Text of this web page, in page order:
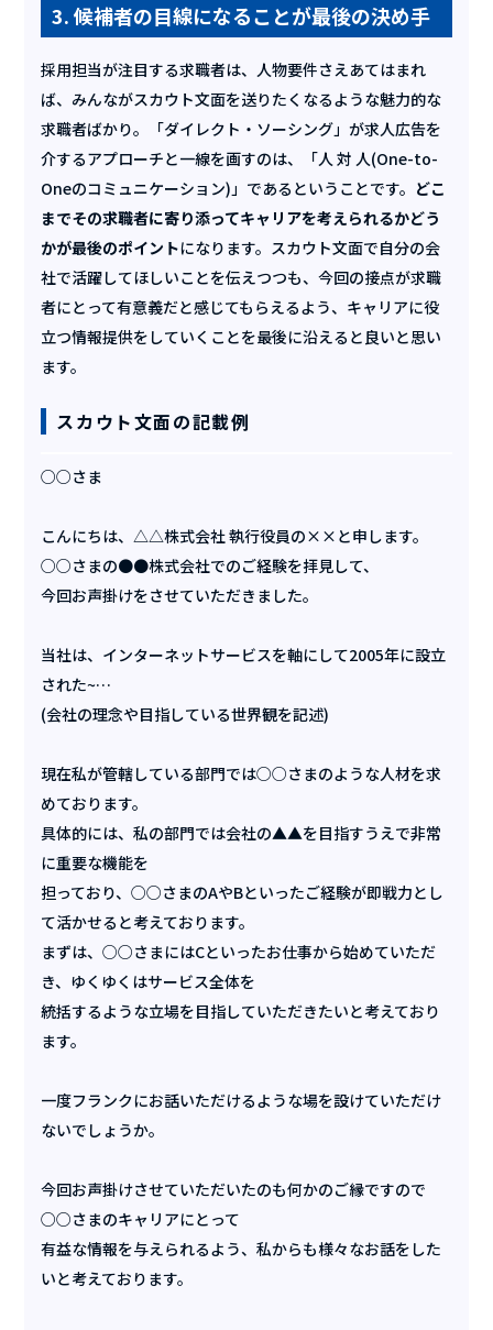
3. 候補者の目線になることが最後の決め手
採用担当が注目する求職者は、人物要件さえあてはまれ
ば、みんながスカウト文面を送りたくなるような魅力的な
求職者ばかり。「ダイレクト・ソーシング」が求人広告を
介するアプローチと一線を画すのは、「人 対 人(One-to-
Oneのコミュニケーション)」であるということです。 どこ
までその求職者に寄り添ってキャリアを考えられるかどう
かが最後のポイントになります。スカウト文面で自分の会
社で活躍してほしいことを伝えつつも、今回の接点が求職
者にとって有意義だと感じてもらえるよう、キャリアに役
立つ情報提供をしていくことを最後に沿えると良いと思い
ます。
スカウト文面の記載例
○○さま
こんにちは、△△株式会社 執行役員の××と申します。
○○さまの●●株式会社でのご経験を拝見して、
今回お声掛けをさせていただきました。
当社は、インターネットサービスを軸にして2005年に設立
された~…
(会社の理念や目指している世界観を記述)
現在私が管轄している部門では○○さまのような人材を求
めております。
具体的には、私の部門では会社の▲▲を目指すうえで非常
に重要な機能を
担っており、○○さまのAやBといったご経験が即戦力とし
て活かせると考えております。
まずは、○○さまにはCといったお仕事から始めていただ
き、ゆくゆくはサービス全体を
統括するような立場を目指していただきたいと考えており
ます。
一度フランクにお話いただけるような場を設けていただけ
ないでしょうか。
今回お声掛けさせていただいたのも何かのご縁ですので
○○さまのキャリアにとって
有益な情報を与えられるよう、私からも様々なお話をした
いと考えております。